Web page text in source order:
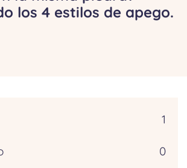
los 4 estilos de apego.
1
0